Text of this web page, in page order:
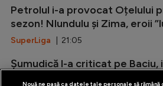
Petrolul i-a provocat Oțelului
sezon! Nlundulu și Zima, eroii
SuperLiga | 21:05
Șumudică l-a criticat pe Baciu,
Nouă ne pasă ca datele tale personale să